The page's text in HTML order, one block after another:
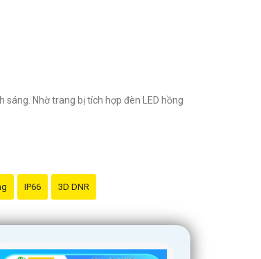
Nhờ trang bị tích hợp đèn LED hồng
IP66 3D DNR